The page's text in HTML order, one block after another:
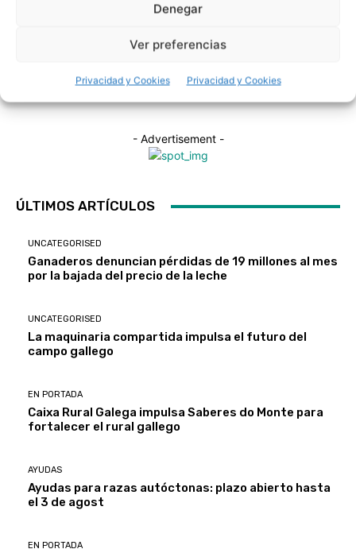
Denegar
Ver preferencias
Privacidad y Cookies Privacidad y Cookies
Ganaderos denuncian pérdidas de 19 millones al
UNCATEGORISED
campo gallego
EN PORTADA
Caixa Rural Galega impulsa Saberes do Monte
para fortalecer el rural gallego
- Advertisement -
ÚLTIMOS ARTÍCULOS
UNCATEGORISED
Ganaderos denuncian pérdidas de 19 millones al mes
por la bajada del precio de la leche
UNCATEGORISED
La maquinaria compartida impulsa el futuro del
campo gallego
EN PORTADA
Caixa Rural Galega impulsa Saberes do Monte para
fortalecer el rural gallego
AYUDAS
Ayudas para razas autóctonas: plazo abierto hasta
el 3 de agost
EN PORTADA